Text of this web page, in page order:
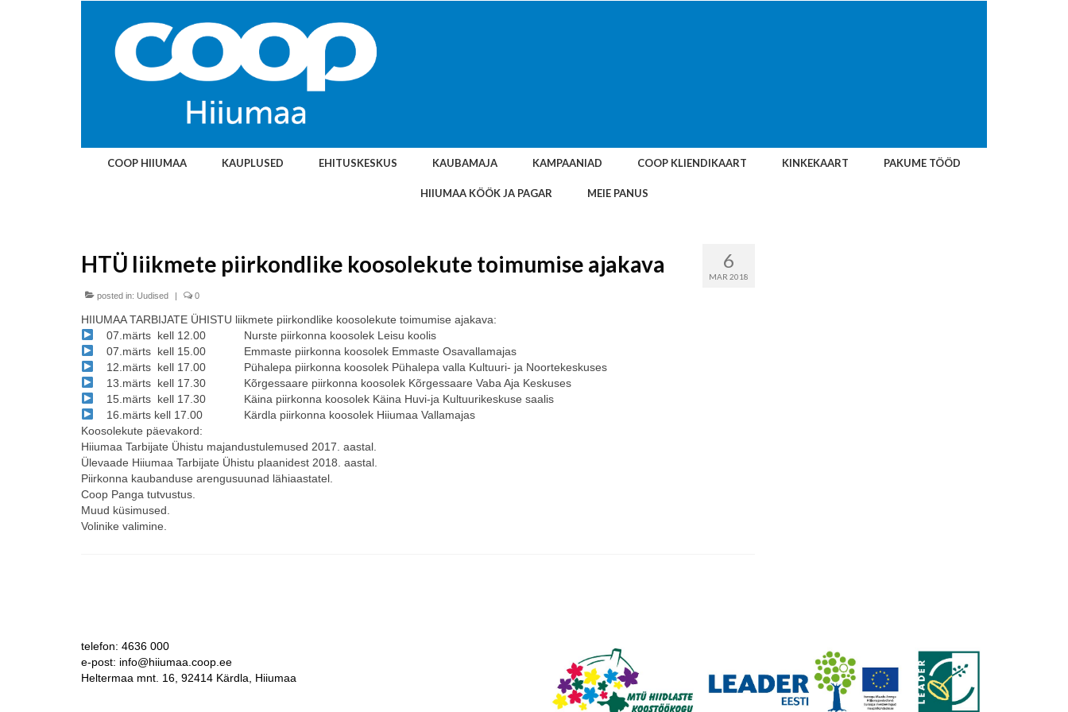
COOP HIIUMAA KAUPLUSED EHITUSKESKUS KAUBAMAJA KAMPAANIAD COOP KLIENDIKAART KINKEKAART PAKUME TÖÖD
HIIUMAA KÖÖK JA PAGAR MEIE PANUS
6
MAR 2018
HTÜ liikmete piirkondlike koosolekute toimumise ajakava
posted in: Uudised | 0
HIIUMAA TARBIJATE ÜHISTU liikmete piirkondlike koosolekute toimumise ajakava:
07.märts kell 12.00 Nurste piirkonna koosolek Leisu koolis
07.märts kell 15.00 Emmaste piirkonna koosolekEmmaste Osavallamajas
12.märts kell 17.00 Pühalepa piirkonna koosolekPühalepa valla Kultuuri- ja Noortekeskuses
13.märts kell 17.30 Kõrgessaare piirkonna koosolekKõrgessaare Vaba Aja Keskuses
15.märts kell 17.30 Käina piirkonna koosolekKäina Huvi-ja Kultuurikeskuse saalis
16.märts kell 17.00 Kärdla piirkonna koosolekHiiumaa Vallamajas
Koosolekute päevakord:
Hiiumaa Tarbijate Ühistu majandustulemused 2017. aastal.
Ülevaade Hiiumaa Tarbijate Ühistu plaanidest 2018. aastal.
Piirkonna kaubanduse arengusuunad lähiaastatel.
Coop Panga tutvustus.
Muud küsimused.
Volinike valimine.
telefon: 4636 000
e-post: info@hiiumaa.coop.ee
Heltermaa mnt. 16, 92414 Kärdla, Hiiumaa